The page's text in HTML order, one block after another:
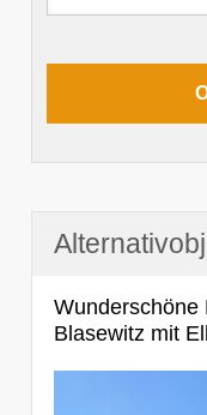
Wunderschöne
Blasewitz mit